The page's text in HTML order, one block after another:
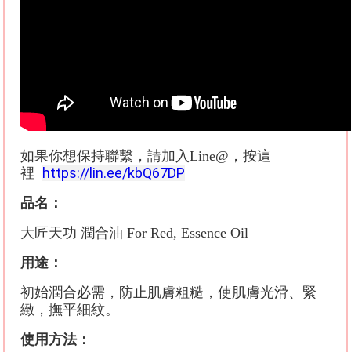
如果你想保持聯繫，請加入Line@，按這
裡 https://lin.ee/kbQ67DP
品名：
大匠天功 潤合油 For Red, Essence Oil
用途：
初始潤合必需，防止肌膚粗糙，使肌膚光滑、緊
緻，撫平細紋。
使用方法：